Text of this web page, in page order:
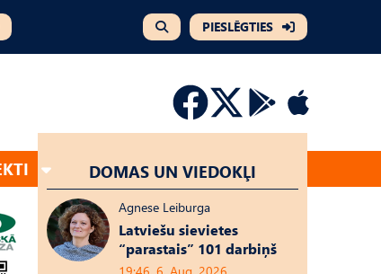
PIESLĒGTIES
DOMAS UN VIEDOKĻI
Agnese Leiburga
Latviešu sievietes
“parastais” 101 darbiņš